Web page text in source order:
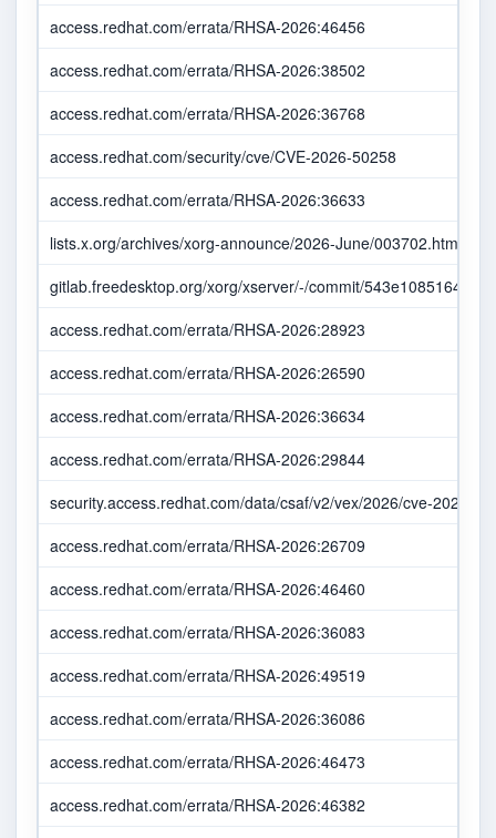
access.redhat.com/errata/RHSA-2026:46456
access.redhat.com/errata/RHSA-2026:38502
access.redhat.com/errata/RHSA-2026:36768
access.redhat.com/security/cve/CVE-2026-50258
access.redhat.com/errata/RHSA-2026:36633
lists.x.org/archives/xorg-announce/2026-June/003702.html
gitlab.freedesktop.org/xorg/xserver/-/commit/
access.redhat.com/errata/RHSA-2026:28923
access.redhat.com/errata/RHSA-2026:26590
access.redhat.com/errata/RHSA-2026:36634
access.redhat.com/errata/RHSA-2026:29844
security.access.redhat.com/data/csaf/v2/vex/2026/cve-2026-
access.redhat.com/errata/RHSA-2026:26709
access.redhat.com/errata/RHSA-2026:46460
access.redhat.com/errata/RHSA-2026:36083
access.redhat.com/errata/RHSA-2026:49519
access.redhat.com/errata/RHSA-2026:36086
access.redhat.com/errata/RHSA-2026:46473
access.redhat.com/errata/RHSA-2026:46382